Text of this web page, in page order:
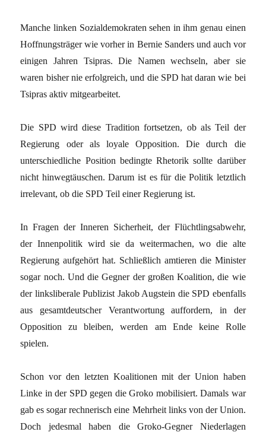
Manche linken Sozialdemokraten sehen in ihm genau einen
Hoffnungsträger wie vorher in Bernie Sanders und auch vor
einigen Jahren Tsipras. Die Namen wechseln, aber sie
waren bisher nie erfolgreich, und die SPD hat daran wie bei
Tsipras aktiv mitgearbeitet.
Die SPD wird diese Tradition fortsetzen, ob als Teil der
Regierung oder als loyale Opposition. Die durch die
unterschiedliche Position bedingte Rhetorik sollte darüber
nicht hinwegtäuschen. Darum ist es für die Politik letztlich
irrelevant, ob die SPD Teil einer Regierung ist.
In Fragen der Inneren Sicherheit, der Flüchtlingsabwehr,
der Innenpolitik wird sie da weitermachen, wo die alte
Regierung aufgehört hat. Schließlich amtieren die Minister
sogar noch. Und die Gegner der großen Koalition, die wie
der linksliberale Publizist Jakob Augstein die SPD ebenfalls
aus gesamtdeutscher Verantwortung auffordern, in der
Opposition zu bleiben, werden am Ende keine Rolle
spielen.
Schon vor den letzten Koalitionen mit der Union haben
Linke in der SPD gegen die Groko mobilisiert. Damals war
gab es sogar rechnerisch eine Mehrheit links von der Union.
Doch jedesmal haben die Groko-Gegner Niederlagen